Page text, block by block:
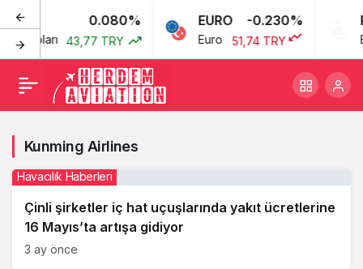
0.080%
Doları 43,77 TRY
EURO -0.230%
Euro 51,74 TRY
Kunming Airlines
Çinli şirketler iç hat uçuşlarında yakıt ücretlerine
16 Mayıs’ta artışa gidiyor
Havacılık Haberleri
3 ay önce